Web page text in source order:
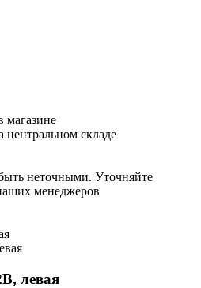
магазине
складе
неточными. Уточняйте
менеджеров
левая